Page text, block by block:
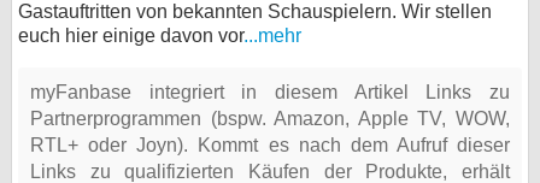
Gastauftritten von bekannten Schauspielern. Wir stellen
euch hier einige davon vor...mehr
myFanbase integriert in diesem Artikel Links zu
Partnerprogrammen (bspw. Amazon, Apple TV, WOW,
RTL+ oder Joyn). Kommt es nach dem Aufruf dieser
Links zu qualifizierten Käufen der Produkte, erhält